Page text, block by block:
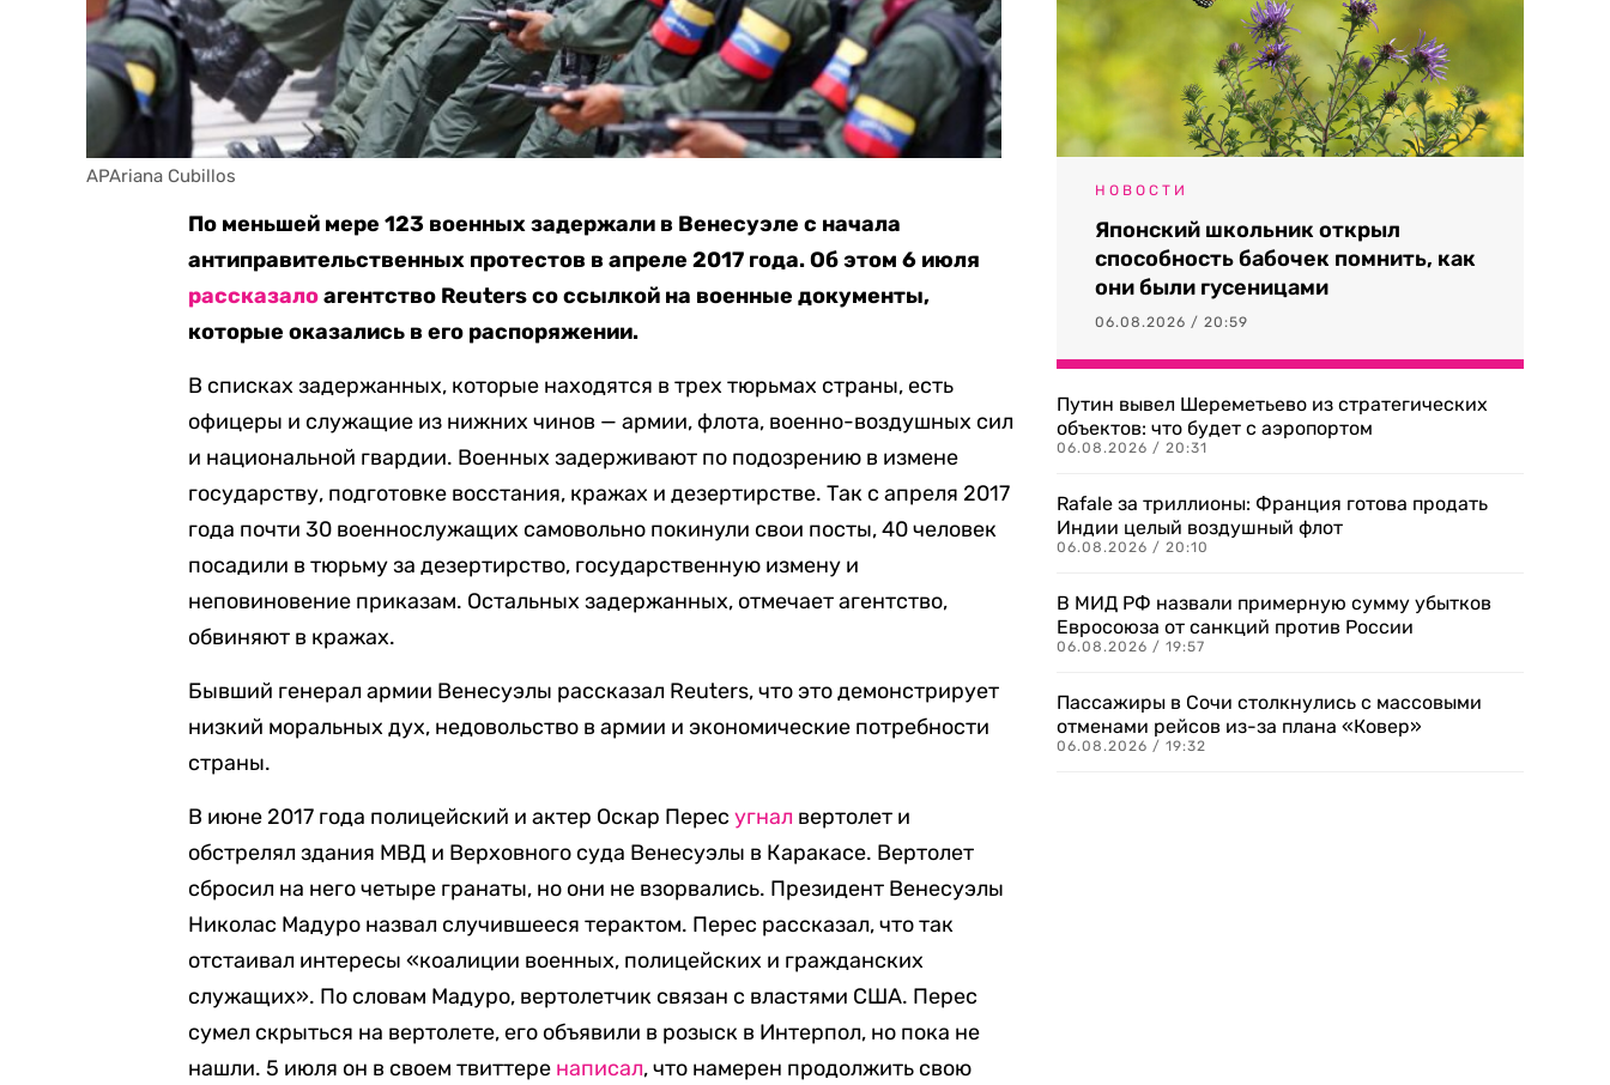
APAriana Cubillos
По меньшей мере 123 военных задержали в Венесуэле с начала
антиправительственных протестов в апреле 2017 года. Об этом 6 июля
рассказалоагентство Reuters со ссылкой на военные документы,
которые оказались в его распоряжении.
В списках задержанных, которые находятся в трех тюрьмах страны, есть
офицеры и служащие из нижних чинов — армии, флота, военно-воздушных сил
и национальной гвардии. Военных задерживают по подозрению в измене
государству, подготовке восстания, кражах и дезертирстве. Так с апреля 2017
года почти 30 военнослужащих самовольно покинули свои посты, 40 человек
посадили в тюрьму за дезертирство, государственную измену и
неповиновение приказам. Остальных задержанных, отмечает агентство,
обвиняют в кражах.
Бывший генерал армии Венесуэлы рассказал Reuters, что это демонстрирует
низкий моральных дух, недовольство в армии и экономические потребности
страны.
В июне 2017 года полицейский и актер Оскар Пересугнал вертолет и
обстрелял здания МВД и Верховного суда Венесуэлы в Каракасе. Вертолет
сбросил на него четыре гранаты, но они не взорвались. Президент Венесуэлы
Николас Мадуро назвал случившееся терактом. Перес рассказал, что так
отстаивал интересы «коалиции военных, полицейских и гражданских
служащих». По словам Мадуро, вертолетчик связан с властями США. Перес
сумел скрыться на вертолете, его объявили в розыск в Интерпол, но пока не
нашли. 5 июля он в своем твиттере написал, что намерен продолжить свою
НОВОСТИ
Японский школьник открыл
способность бабочек помнить, как
они были гусеницами
06.08.2026 / 20:59
Путин вывел Шереметьево из стратегических
объектов: что будет с аэропортом
06.08.2026 / 20:31
Rafale за триллионы: Франция готова продать
Индии целый воздушный флот
06.08.2026 / 20:10
В МИД РФ назвали примерную сумму убытков
Евросоюза от санкций против России
06.08.2026 / 19:57
Пассажиры в Сочи столкнулись с массовыми
отменами рейсов из-за плана «Ковер»
06.08.2026 / 19:32